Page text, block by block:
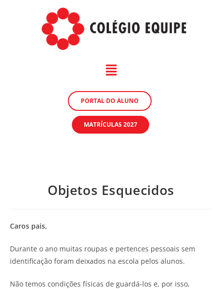
PORTAL DO ALUNO
MATRÍCULAS 2027
Objetos Esquecidos
Caros pais,
Durante o ano muitas roupas e pertences pessoais sem
identificação foram deixados na escola pelos alunos.
Não temos condições físicas de guardá-los e, por isso,